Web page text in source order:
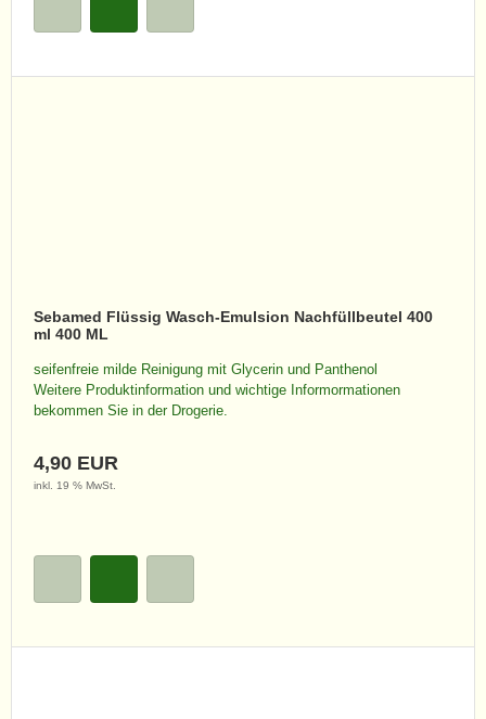
Sebamed Flüssig Wasch-Emulsion Nachfüllbeutel 400
ml 400 ML
seifenfreie milde Reinigung mit Glycerin und Panthenol
Weitere Produktinformation und wichtige Informormationen
bekommen Sie in der Drogerie.
4,90 EUR
inkl. 19 % MwSt.